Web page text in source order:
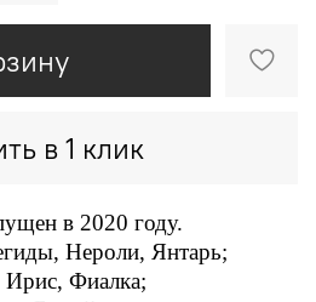
в 1 клик
в 2020 году.
Нероли, Янтарь;
Фиалка;